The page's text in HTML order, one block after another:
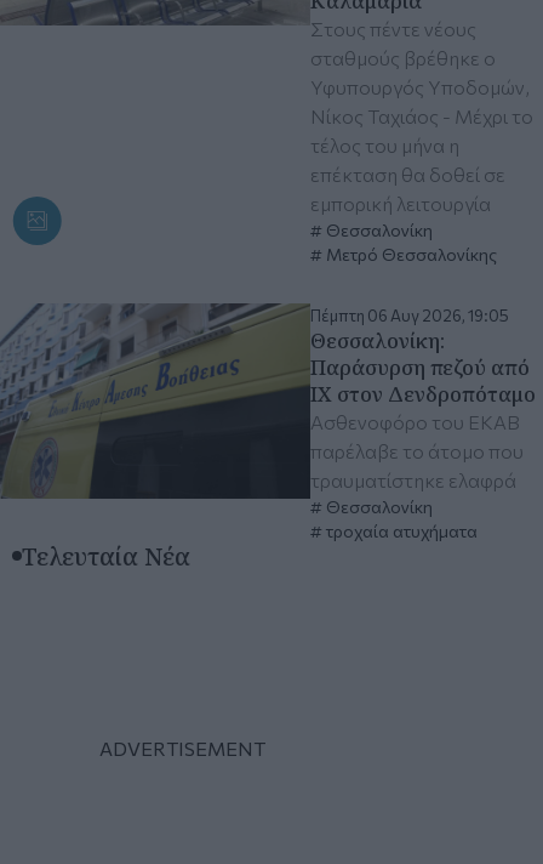
Στους πέντε νέους
σταθμούς βρέθηκε ο
Υφυπουργός Υποδομών,
Νίκος Ταχιάος - Μέχρι το
τέλος του μήνα η
επέκταση θα δοθεί σε
εμπορική λειτουργία
Θεσσαλονίκη
Μετρό Θεσσαλονίκης
Πέμπτη 06 Αυγ 2026, 19:05
Θεσσαλονίκη:
Παράσυρση πεζού από
ΙΧ στον Δενδροπόταμο
Ασθενοφόρο του ΕΚΑΒ
παρέλαβε το άτομο που
τραυματίστηκε ελαφρά
Θεσσαλονίκη
τροχαία ατυχήματα
Τελευταία Νέα